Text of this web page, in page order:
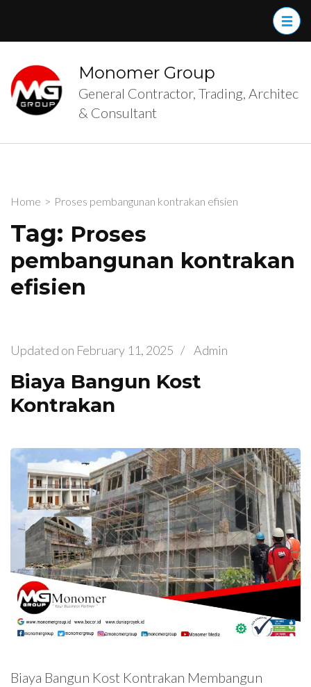
(Press
Enter)
Monomer Group
General Contractor, Trading, Architec
& Consultant
Home > Proses pembangunan kontrakan efisien
Tag: Proses
pembangunan kontrakan
efisien
Updated on February 11, 2025 / Admin
Biaya Bangun Kost
Kontrakan
Biaya Bangun Kost Kontrakan Membangun